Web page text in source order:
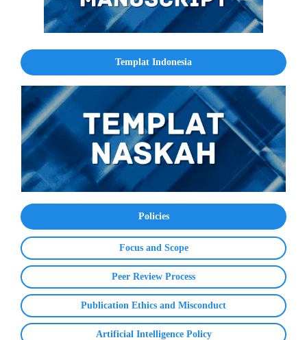
Templat Indonesia
Policies
Focus and Scope
Peer Review Process
Publication Ethics and Misconduct
Artificial Intelligence Policy